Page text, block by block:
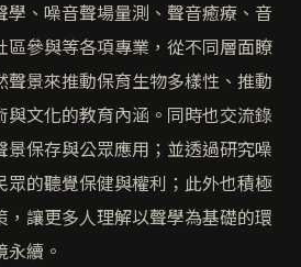
學、噪音聲場量測、聲音癒療、音
區參與等各項專業，從不同層面瞭
聲景來推動保育生物多樣性、推動
與文化的教育內涵。同時也交流錄
景保存與公眾應用；並透過研究噪
眾的聽覺保健與權利；此外也積極
，讓更多人理解以聲學為基礎的環
續。